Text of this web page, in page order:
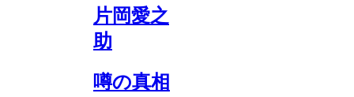
片岡愛之
助
噂の真相